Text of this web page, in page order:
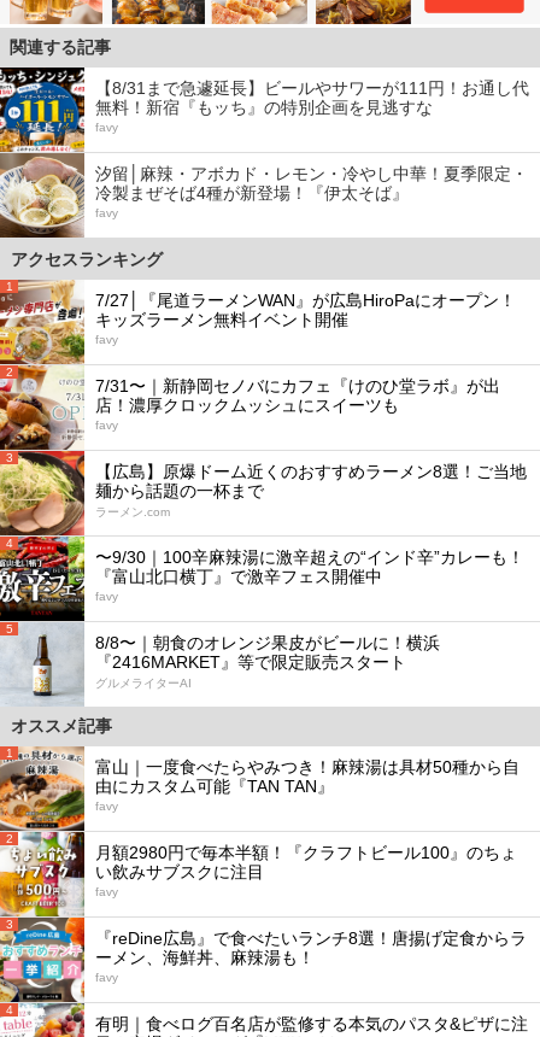
関連する記事
【8/31まで急遽延長】ビールやサワーが111円！お通し代
無料！新宿『もッち』の特別企画を見逃すな
favy
汐留│麻辣・アボカド・レモン・冷やし中華！夏季限定・
冷製まぜそば4種が新登場！『伊太そば』
favy
アクセスランキング
1
7/27│『尾道ラーメンWAN』が広島HiroPaにオープン！
キッズラーメン無料イベント開催
favy
2
7/31〜｜新静岡セノバにカフェ『けのひ堂ラボ』が出
店！濃厚クロックムッシュにスイーツも
favy
3
【広島】原爆ドーム近くのおすすめラーメン8選！ご当地
麺から話題の一杯まで
ラーメン.com
4
〜9/30｜100辛麻辣湯に激辛超えの“インド辛”カレーも！
『富山北口横丁』で激辛フェス開催中
favy
5
8/8〜｜朝食のオレンジ果皮がビールに！横浜
『2416MARKET』等で限定販売スタート
グルメライターAI
オススメ記事
1
富山｜一度食べたらやみつき！麻辣湯は具材50種から自
由にカスタム可能『TAN TAN』
favy
2
月額2980円で毎本半額！『クラフトビール100』のちょ
い飲みサブスクに注目
favy
3
『reDine広島』で食べたいランチ8選！唐揚げ定食からラ
ーメン、海鮮丼、麻辣湯も！
favy
4
有明｜食べログ百名店が監修する本気のパスタ&ピザに注